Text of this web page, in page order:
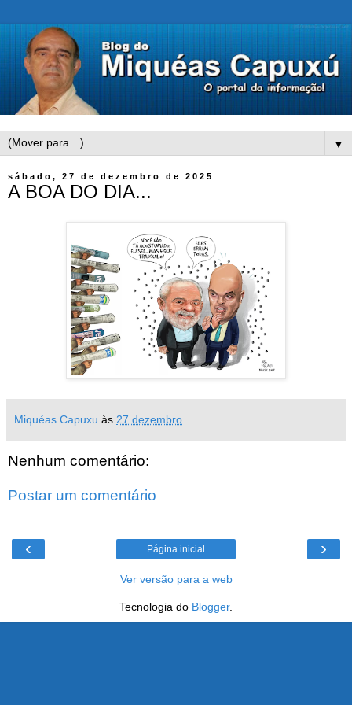
▼
sábado, 27 de dezembro de 2025
A BOA DO DIA...
Miquéas Capuxu às 27 dezembro
Nenhum comentário:
Postar um comentário
‹ ›
Página inicial
Ver versão para a web
Tecnologia do Blogger.